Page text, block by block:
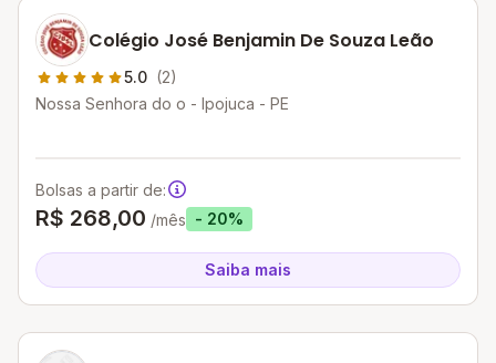
Colégio José Benjamin De Souza Leão
5.0 (2)
Nossa Senhora do o - Ipojuca - PE
Bolsas a partir de:
R$ 268,00 /mês - 20%
Saiba mais